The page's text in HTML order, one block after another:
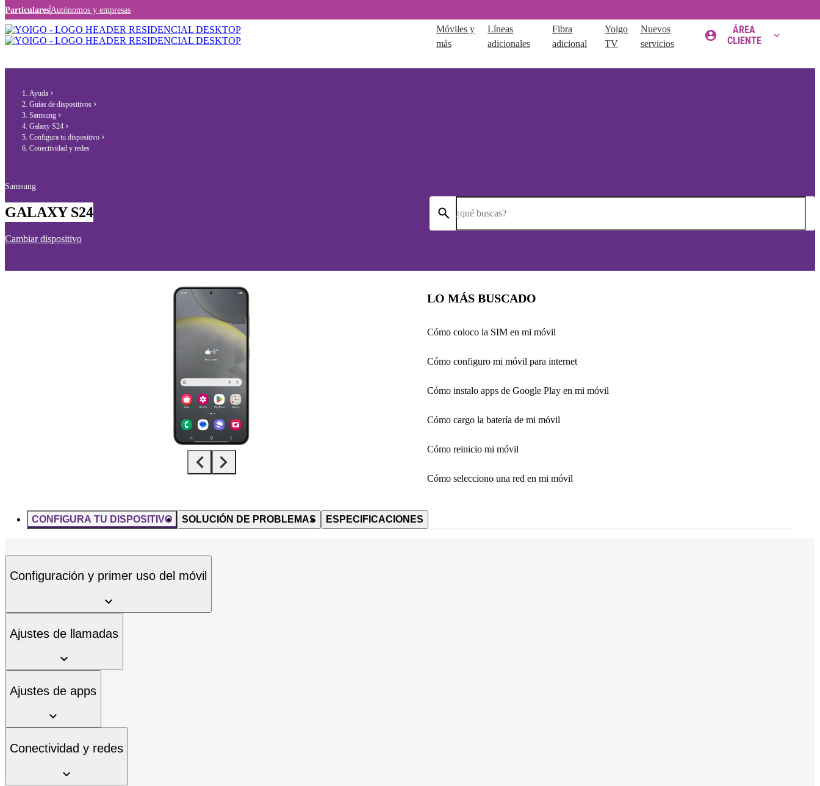
Particulares Autónomos y empresas
Móviles y
más
Líneas
adicionales
Fibra
adicional
Yoigo
TV
Nuevos
servicios
ÁREA
CLIENTE
Ayuda
Guías de dispositivos
Samsung
Galaxy S24
Configura tu dispositivo
Conectividad y redes
Samsung
GALAXY S24
Cambiar dispositivo
¿qué buscas?
LO MÁS BUSCADO
Cómo coloco la SIM en mi móvil
Cómo configuro mi móvil para internet
Cómo instalo apps de Google Play en mi móvil
Cómo cargo la batería de mi móvil
Cómo reinicio mi móvil
Cómo selecciono una red en mi móvil
CONFIGURA TU DISPOSITIVO SOLUCIÓN DE PROBLEMAS ESPECIFICACIONES
Configuración y primer uso del móvil
Ajustes de llamadas
Ajustes de apps
Conectividad y redes